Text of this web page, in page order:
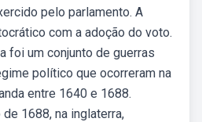
pelo parlamento. A
com a adoção do voto.
foi um conjunto de guerras
político que ocorreram na
entre 1640 e 1688.
1688, na inglaterra,